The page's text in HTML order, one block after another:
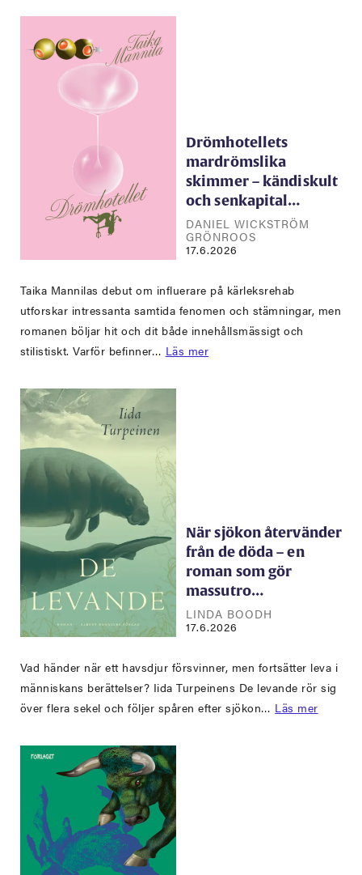
Drömhotellets
mardrömslika
skimmer – kändiskult
och senkapital…
DANIEL WICKSTRÖM
GRÖNROOS
17.6.2026
Taika Mannilas debut om influerare på kärleksrehab
utforskar intressanta samtida fenomen och stämningar, men
romanen böljar hit och dit både innehållsmässigt och
stilistiskt. Varför befinner… Läs mer
När sjökon återvänder
från de döda – en
roman som gör
massutro…
LINDA BOODH
17.6.2026
Vad händer när ett havsdjur försvinner, men fortsätter leva i
människans berättelser? Iida Turpeinens De levande rör sig
över flera sekel och följer spåren efter sjökon… Läs mer